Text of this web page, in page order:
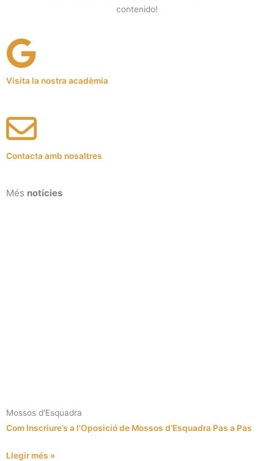
contenido!
Visita la nostra acadèmia
Contacta amb nosaltres
Més notícies
Mossos d'Esquadra
Com Inscriure’s a l’Oposició de Mossos d’Esquadra Pas a Pas
Llegir més »